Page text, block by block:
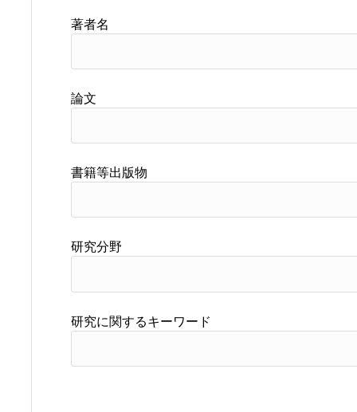
著者名
論文
書籍等出版物
研究分野
研究に関するキーワード